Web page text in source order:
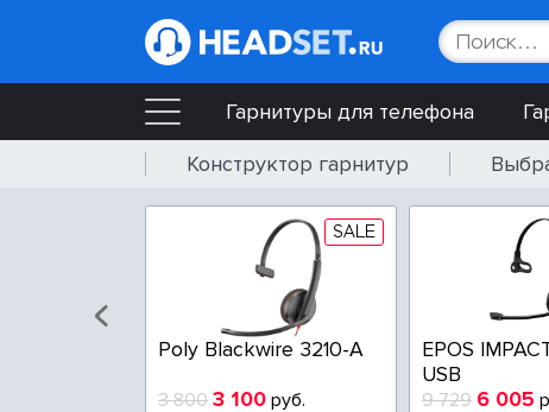
Гарнитуры для телефона
Конструктор гарнитур
SALE
Poly Blackwire 3210-A
3 800 3 100 руб.
EPOS
USB
9 729 6 005